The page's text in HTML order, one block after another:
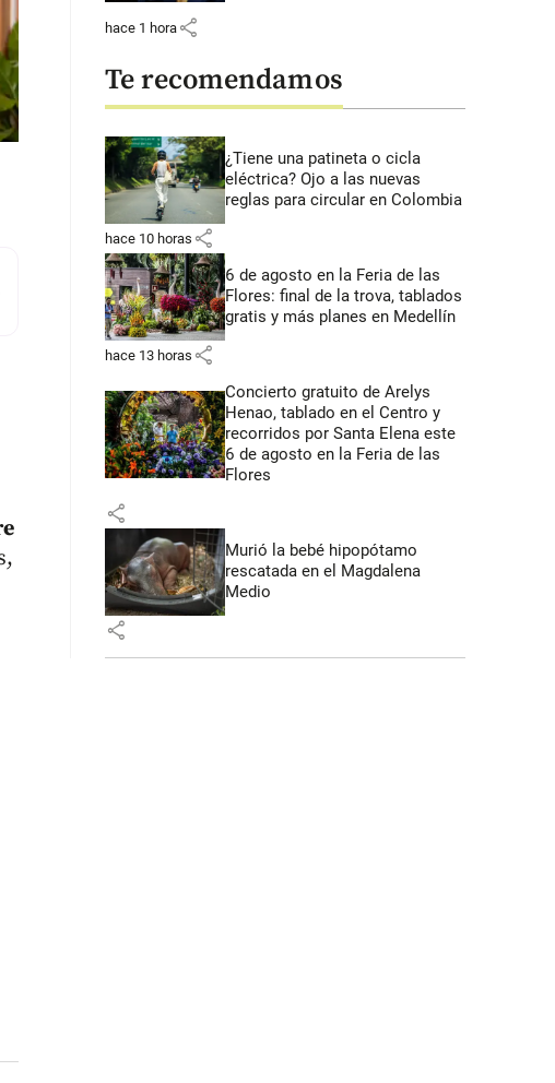
47 segundos
hace 1 hora share
Te recomendamos
¿Tiene una patineta o cicla
eléctrica? Ojo a las nuevas
reglas para circular en Colombia
hace 10 horas share
6 de agosto en la Feria de las
Flores: final de la trova, tablados
gratis y más planes en Medellín
hace 13 horas share
Concierto gratuito de Arelys
Henao, tablado en el Centro y
recorridos por Santa Elena este
6 de agosto en la Feria de las
Flores
share
Murió la bebé hipopótamo
rescatada en el Magdalena
Medio
share